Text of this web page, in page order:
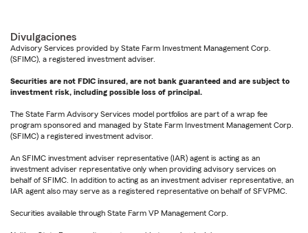
Divulgaciones
Advisory Services provided by State Farm Investment Management Corp.
(SFIMC), a registered investment adviser.
Securities are not FDIC insured, are not bank guaranteed and are subject to
investment risk, including possible loss of principal.
The State Farm Advisory Services model portfolios are part of a wrap fee
program sponsored and managed by State Farm Investment Management Corp.
(SFIMC) a registered investment advisor.
An SFIMC investment adviser representative (IAR) agent is acting as an
investment adviser representative only when providing advisory services on
behalf of SFIMC. In addition to acting as an investment adviser representative, an
IAR agent also may serve as a registered representative on behalf of SFVPMC.
Securities available through State Farm VP Management Corp.